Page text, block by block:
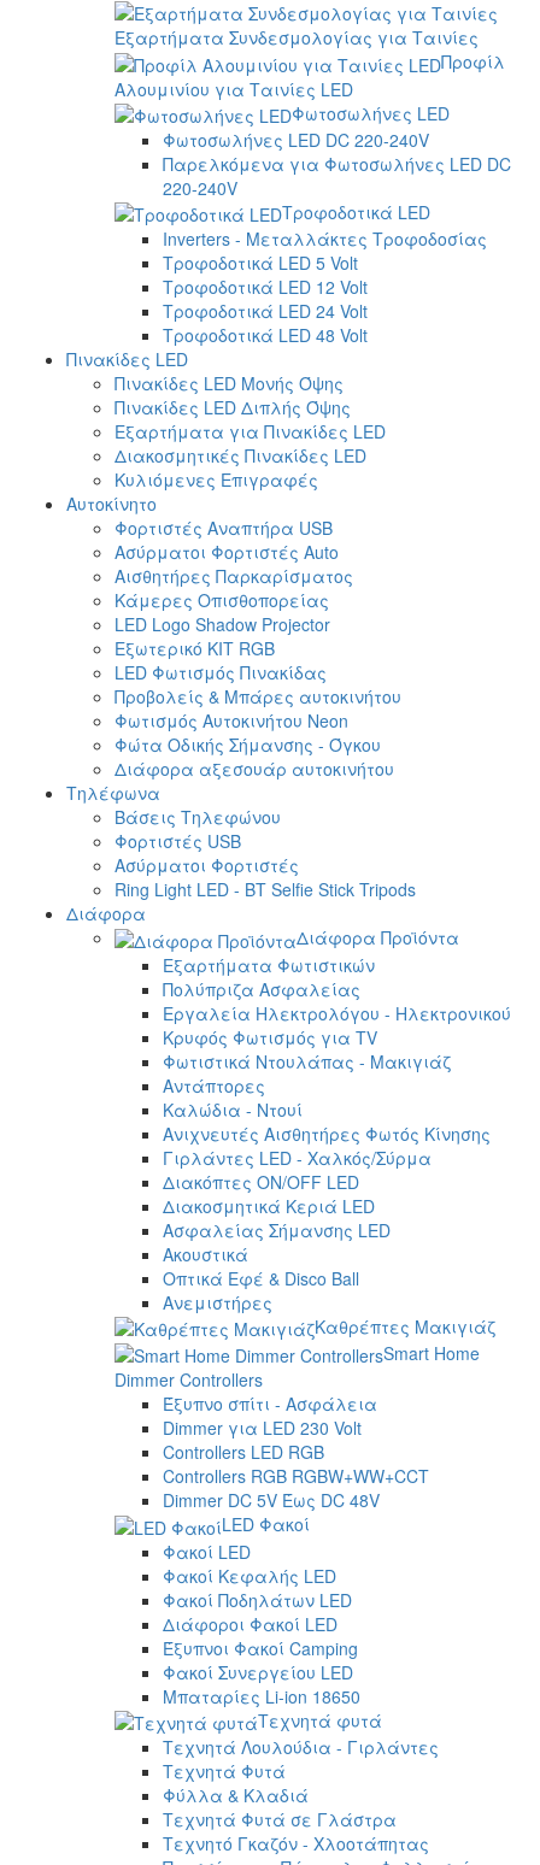
Εξαρτήματα Συνδεσμολογίας για Ταινίες
Προφίλ
Αλουμινίου για Ταινίες LED
Φωτοσωλήνες LED
Φωτοσωλήνες LED DC 220-240V
Παρελκόμενα για Φωτοσωλήνες LED DC
220-240V
Τροφοδοτικά LED
Inverters - Μεταλλάκτες Τροφοδοσίας
Τροφοδοτικά LED 5 Volt
Τροφοδοτικά LED 12 Volt
Τροφοδοτικά LED 24 Volt
Τροφοδοτικά LED 48 Volt
Πινακίδες LED
Πινακίδες LED Μονής Όψης
Πινακίδες LED Διπλής Όψης
Εξαρτήματα για Πινακίδες LED
Διακοσμητικές Πινακίδες LED
Κυλιόμενες Επιγραφές
Αυτοκίνητο
Φορτιστές Αναπτήρα USB
Ασύρματοι Φορτιστές Auto
Αισθητήρες Παρκαρίσματος
Κάμερες Οπισθοπορείας
LED Logo Shadow Projector
Εξωτερικό ΚΙΤ RGB
LED Φωτισμός Πινακίδας
Προβολείς & Μπάρες αυτοκινήτου
Φωτισμός Αυτοκινήτου Neon
Φώτα Οδικής Σήμανσης - Όγκου
Διάφορα αξεσουάρ αυτοκινήτου
Τηλέφωνα
Βάσεις Τηλεφώνου
Φορτιστές USB
Ασύρματοι Φορτιστές
Ring Light LED - BT Selfie Stick Tripods
Διάφορα
Διάφορα Προϊόντα
Εξαρτήματα Φωτιστικών
Πολύπριζα Ασφαλείας
Εργαλεία Ηλεκτρολόγου - Ηλεκτρονικού
Κρυφός Φωτισμός για TV
Φωτιστικά Ντουλάπας - Μακιγιάζ
Αντάπτορες
Καλώδια - Ντουί
Ανιχνευτές Αισθητήρες Φωτός Κίνησης
Γιρλάντες LED - Χαλκός/Σύρμα
Διακόπτες ON/OFF LED
Διακοσμητικά Κεριά LED
Ασφαλείας Σήμανσης LED
Ακουστικά
Οπτικά Εφέ & Disco Ball
Ανεμιστήρες
Καθρέπτες Μακιγιάζ
Smart Home
Dimmer Controllers
Έξυπνο σπίτι - Ασφάλεια
Dimmer για LED 230 Volt
Controllers LED RGB
Controllers RGB RGBW+WW+CCT
Dimmer DC 5V Έως DC 48V
LED Φακοί
Φακοί LED
Φακοί Κεφαλής LED
Φακοί Ποδηλάτων LED
Διάφοροι Φακοί LED
Έξυπνοι Φακοί Camping
Φακοί Συνεργείου LED
Μπαταρίες Li-ion 18650
Τεχνητά φυτά
Τεχνητά Λουλούδια - Γιρλάντες
Τεχνητά Φυτά
Φύλλα & Κλαδιά
Τεχνητά Φυτά σε Γλάστρα
Τεχνητό Γκαζόν - Χλοοτάπητας